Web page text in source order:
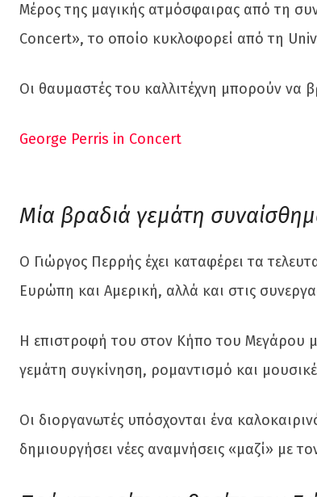
Μέρος της μαγικής ατμόσφαιρας από τη
Concert», το οποίο κυκλοφορεί από τη
Οι θαυμαστές του καλλιτέχνη μπορούν να
George Perris in Concert
Μία βραδιά γεμάτη
Ο Γιώργος Περρής έχει καταφέρει τα
Ευρώπη και Αμερική, αλλά και στις
Η επιστροφή του στον Κήπο του Μεγάρου
γεμάτη συγκίνηση, ρομαντισμό και
Οι διοργανωτές υπόσχονται ένα
δημιουργήσει νέες αναμνήσεις «μαζί» με